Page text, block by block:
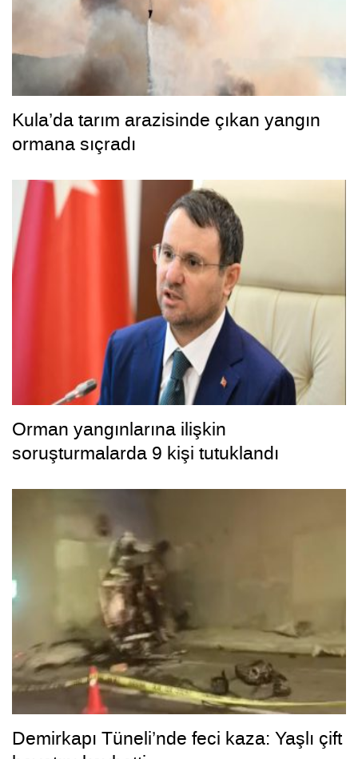
Kula’da tarım arazisinde çıkan yangın
ormana sıçradı
Orman yangınlarına ilişkin
soruşturmalarda 9 kişi tutuklandı
Demirkapı Tüneli’nde feci kaza: Yaşlı çift